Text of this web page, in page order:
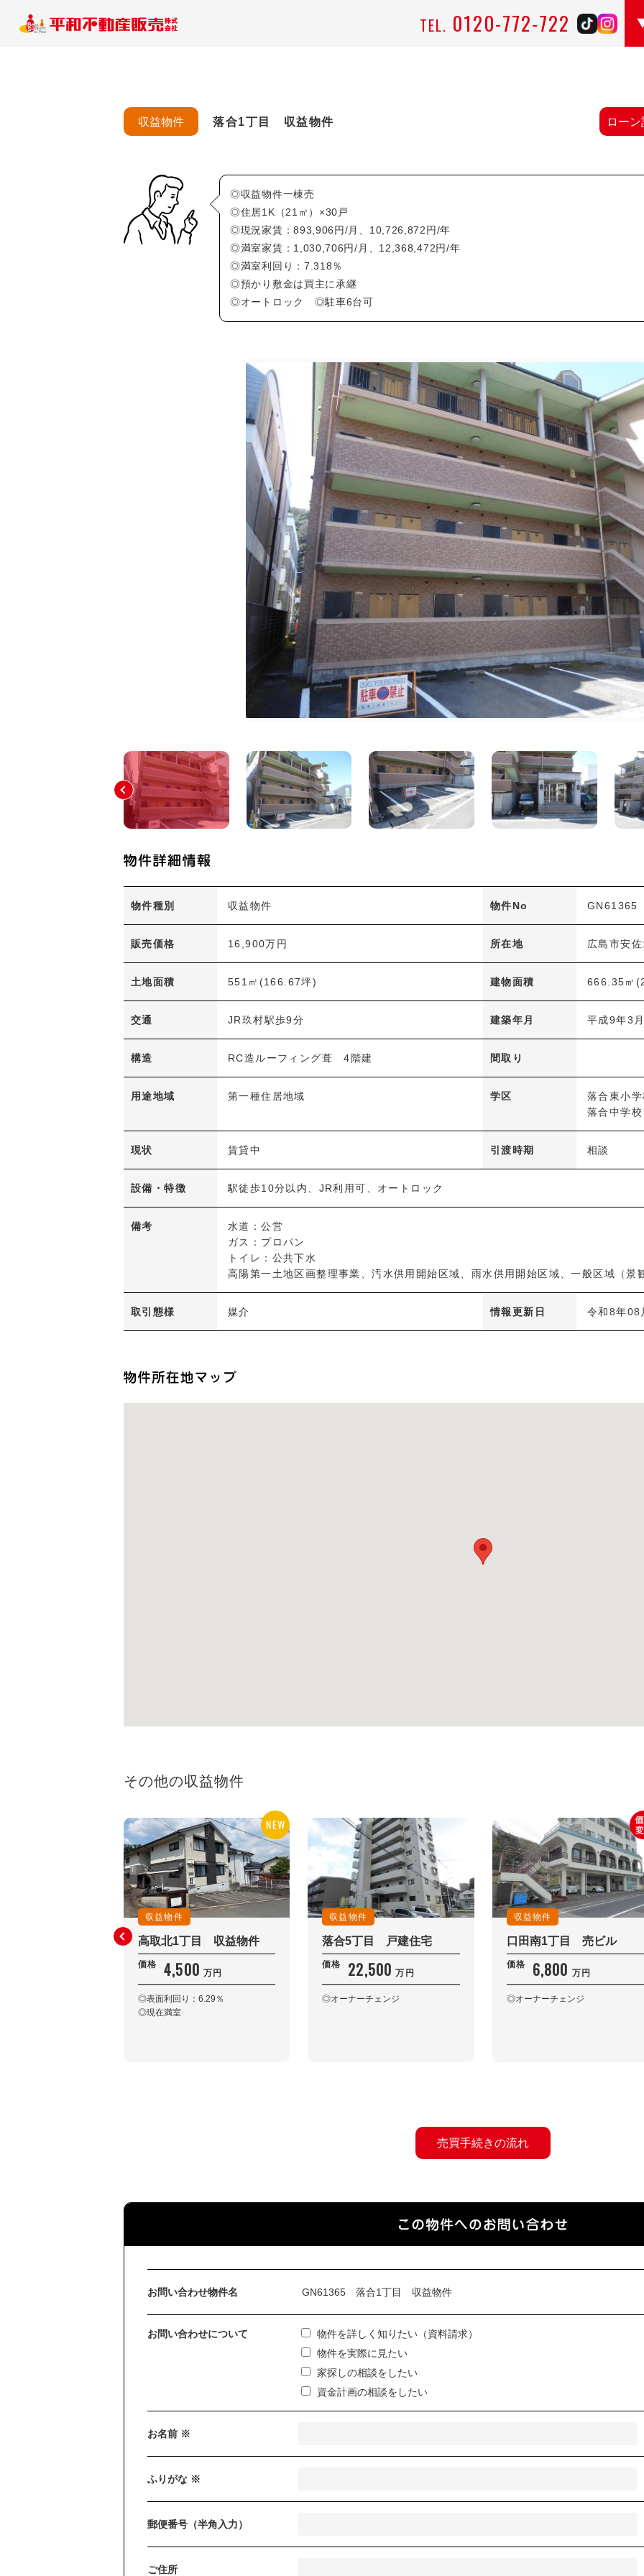
TEL. 0120-772-722
収益物件 落合1丁目 収益物件 ロー
◎収益物件一棟売
◎住居1K（21㎡）×30戸
◎現況家賃：893,906円/月、10,726,872円/年
◎満室家賃：1,030,706円/月、12,368,472円/年
◎満室利回り：7.318％
◎預かり敷金は買主に承継
◎オートロック ◎駐車6台可
物件種別 収益物件 物件No GN61365
販売価格 16,900万円 所在地 広島市安
土地面積 551㎡(166.67坪) 建物面積 666.35㎡
交通 JR玖村駅歩9分 建築年月 平成9年3
構造 RC造ルーフィング葺 4階建 間取り
用途地域 第一種住居地域 学区
落合東小
落合中学校
現状 賃貸中 引渡時期 相談
設備・特徴 駅徒歩10分以内、JR利用可、オートロック
備考
水道：公営
ガス：プロパン
トイレ：公共下水
高陽第一土地区画整理事業、汚水供用開始区域、雨水供用開始区域、一般区域（景
取引態様 媒介 情報更新日 令和8年08
その他の収益物件
収益物件
高取北1丁目 収益物件
価格 4,500 万円
◎表面利回り：6.29％
◎現在満室
収益物件
落合5丁目 戸建住宅
価格 22,500 万円
◎オーナーチェンジ
収益物件
口田南1丁目 売ビル
価格 6,800 万円
◎オーナーチェンジ
売買手続きの流れ
お問い合わせ物件名
お問い合わせについて
物件を詳しく知りたい（資料請求）
物件を実際に見たい
家探しの相談をしたい
資金計画の相談をしたい
お名前 ※
ふりがな ※
郵便番号（半角入力）
ご住所